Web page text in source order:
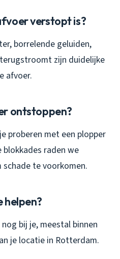
verstopt is?
borrelende geluiden,
zijn duidelijke
afvoer.
ontstoppen?
proberen met een plopper
raden we
te voorkomen.
helpen?
bij je, meestal binnen
je locatie in Rotterdam.